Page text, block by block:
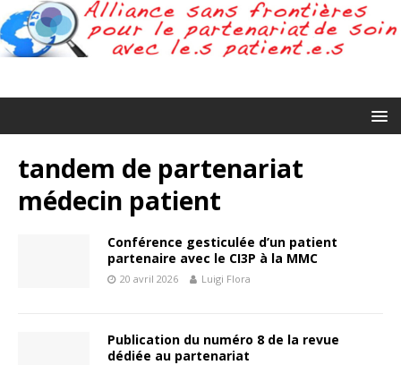
tandem de partenariat
médecin patient
Conférence gesticulée d’un patient
partenaire avec le CI3P à la MMC
20 avril 2026 Luigi Flora
Publication du numéro 8 de la revue
dédiée au partenariat